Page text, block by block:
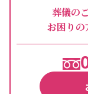
葬儀の
お困りの